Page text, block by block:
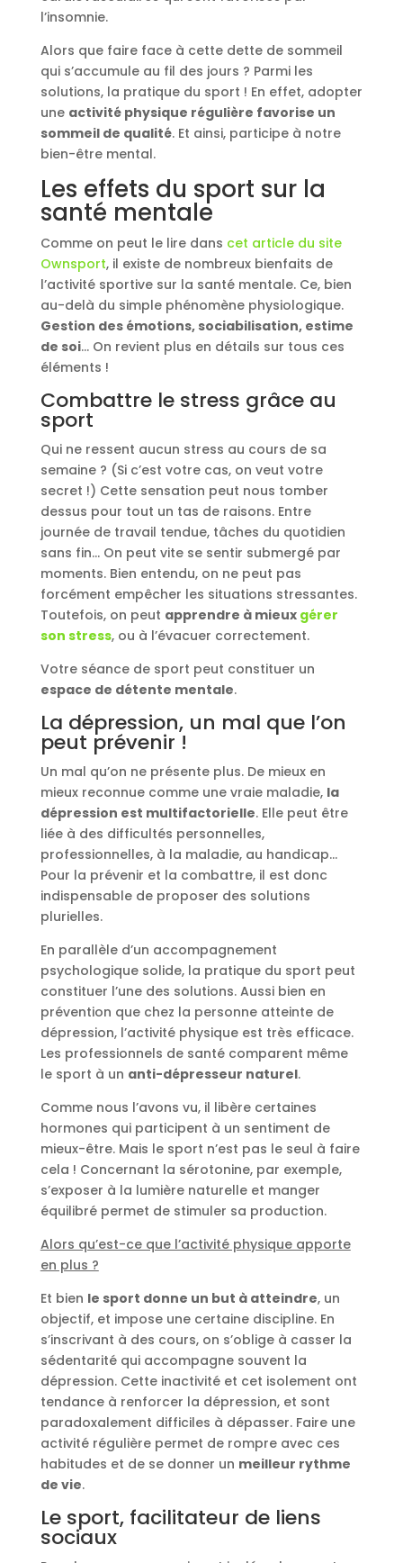
l’insomnie.
Alors que faire face à cette dette de sommeil
qui s’accumule au fil des jours ? Parmi les
solutions, la pratique du sport ! En effet, adopter
une activité physique régulière favorise un
sommeil de qualité. Et ainsi, participe à notre
bien-être mental.
Les effets du sport sur la
santé mentale
Comme on peut le lire dans cet article du site
Ownsport, il existe de nombreux bienfaits de
l’activité sportive sur la santé mentale. Ce, bien
au-delà du simple phénomène physiologique.
Gestion des émotions, sociabilisation, estime
de soi… On revient plus en détails sur tous ces
éléments !
Combattre le stress grâce au
sport
Qui ne ressent aucun stress au cours de sa
semaine ? (Si c’est votre cas, on veut votre
secret !) Cette sensation peut nous tomber
dessus pour tout un tas de raisons. Entre
journée de travail tendue, tâches du quotidien
sans fin… On peut vite se sentir submergé par
moments. Bien entendu, on ne peut pas
forcément empêcher les situations stressantes.
Toutefois, on peut apprendre à mieux gérer
son stress, ou à l’évacuer correctement.
Votre séance de sport peut constituer un
espace de détente mentale.
La dépression, un mal que l’on
peut prévenir !
Un mal qu’on ne présente plus. De mieux en
mieux reconnue comme une vraie maladie, la
dépression est multifactorielle. Elle peut être
liée à des difficultés personnelles,
professionnelles, à la maladie, au handicap…
Pour la prévenir et la combattre, il est donc
indispensable de proposer des solutions
plurielles.
En parallèle d’un accompagnement
psychologique solide, la pratique du sport peut
constituer l’une des solutions. Aussi bien en
prévention que chez la personne atteinte de
dépression, l’activité physique est très efficace.
Les professionnels de santé comparent même
le sport à un anti-dépresseur naturel.
Comme nous l’avons vu, il libère certaines
hormones qui participent à un sentiment de
mieux-être. Mais le sport n’est pas le seul à faire
cela ! Concernant la sérotonine, par exemple,
s’exposer à la lumière naturelle et manger
équilibré permet de stimuler sa production.
Alors qu’est-ce que l’activité physique apporte
en plus ?
Et bien le sport donne un but à atteindre, un
objectif, et impose une certaine discipline. En
s’inscrivant à des cours, on s’oblige à casser la
sédentarité qui accompagne souvent la
dépression. Cette inactivité et cet isolement ont
tendance à renforcer la dépression, et sont
paradoxalement difficiles à dépasser. Faire une
activité régulière permet de rompre avec ces
habitudes et de se donner un meilleur rythme
de vie.
Le sport, facilitateur de liens
sociaux